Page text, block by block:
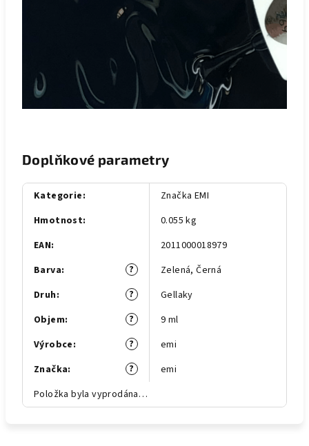
Doplňkové parametry
Kategorie:
Značka EMI
Hmotnost:
0.055 kg
EAN:
2011000018979
?
Barva: Zelená,Černá
?
Druh:
Gellaky
?
Objem:
9 ml
?
Výrobce:
emi
?
Značka:
emi
Položka byla vyprodána…